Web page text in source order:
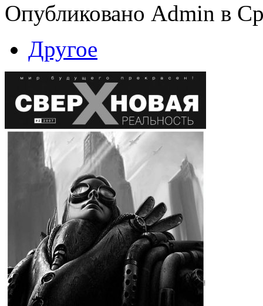
Опубликовано Admin в
Другое